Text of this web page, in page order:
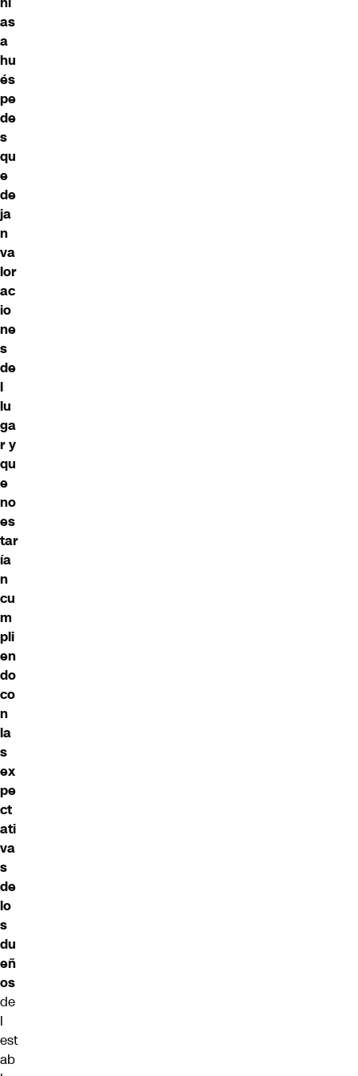
as
a
hu
és
pe
de
s
qu
e
de
ja
n
va
lor
ac
io
ne
s
de
l
lu
ga
r y
qu
e
no
es
tar
ía
n
cu
m
pli
en
do
co
n
la
s
ex
pe
ct
ati
va
s
de
lo
s
du
eñ
os
de
l
est
ab